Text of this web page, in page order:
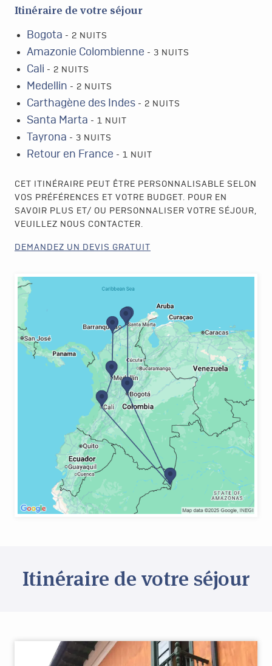
Itinéraire de votre séjour
Bogota - 2 NUITS
Amazonie Colombienne - 3 NUITS
Cali - 2 NUITS
Medellin - 2 NUITS
Carthagène des Indes - 2 NUITS
Santa Marta - 1 NUIT
Tayrona - 3 NUITS
Retour en France - 1 NUIT
CET ITINÉRAIRE PEUT ÊTRE PERSONNALISABLE SELON
VOS PRÉFÉRENCES ET VOTRE BUDGET. POUR EN
SAVOIR PLUS ET/ OU PERSONNALISER VOTRE SÉJOUR,
VEUILLEZ NOUS CONTACTER.
DEMANDEZ UN DEVIS GRATUIT
Itinéraire de votre séjour